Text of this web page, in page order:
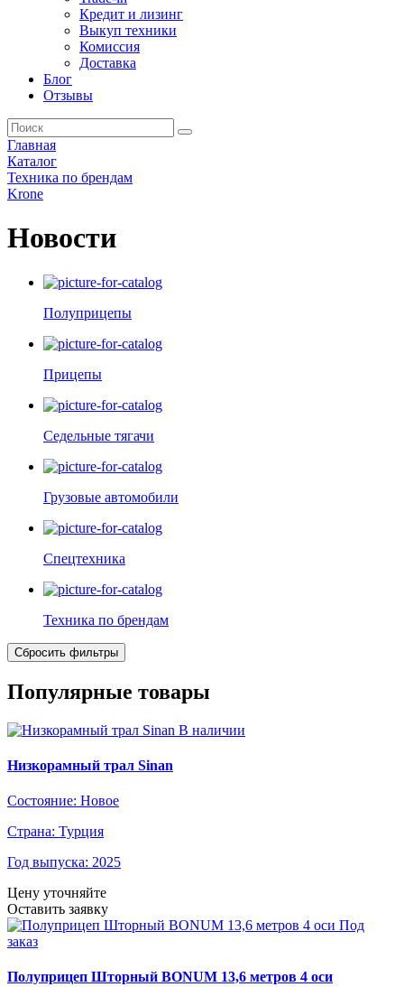
Кредит и лизинг
Выкуп техники
Комиссия
Доставка
Блог
Отзывы
Главная
Каталог
Техника по брендам
Krone
Новости
Полуприцепы
Прицепы
Седельные тягачи
Грузовые автомобили
Спецтехника
Техника по брендам
Популярные товары
В наличии
Низкорамный трал Sinan
Состояние: Новое
Страна: Турция
Год выпуска: 2025
Цену уточняйте
Оставить заявку
Под
заказ
Полуприцеп Шторный BONUM 13,6 метров 4 оси